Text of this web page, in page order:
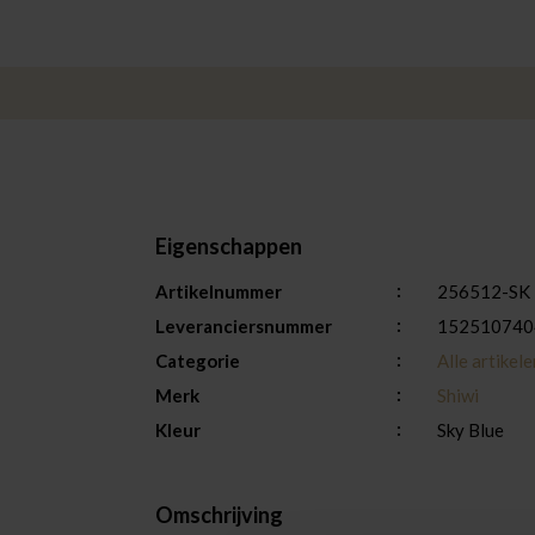
Eigenschappen
Artikelnummer
256512-SK
Leveranciersnummer
Categorie
Alle
Merk
Shiwi
Kleur
Sky Blue
Omschrijving